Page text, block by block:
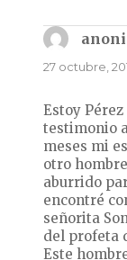
27 octubre,
Estoy
testimonio
meses mi
otro
aburrido
encontré
señorita
del profeta
Este